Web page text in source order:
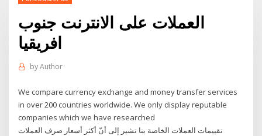
العملات على الانترنت جنوب
افريقيا
byAuthor
We compare currency exchange and money transfer services
in over 200 countries worldwide. We only display reputable
companies which we have researched
تقييمات العملات الخاصة بنا تشير إلى أنّ أكثر أسعار صرف العملات